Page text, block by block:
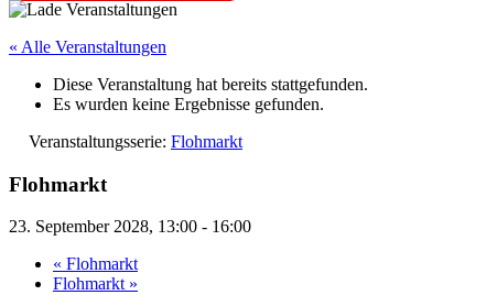
« Alle Veranstaltungen
Diese Veranstaltung hat bereits stattgefunden.
Es wurden keine Ergebnisse gefunden.
Veranstaltungsserie: Flohmarkt
Flohmarkt
23. September 2028, 13:00 - 16:00
« Flohmarkt
Flohmarkt »